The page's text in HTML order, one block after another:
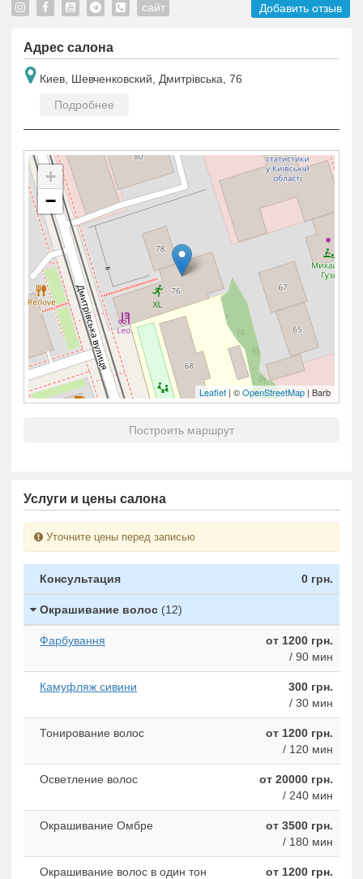
сайт Добавить отзыв
Адрес салона
Киев, Шевченковский, Дмитрівська, 76
Подробнее
+
−
Leaflet | ©OpenStreetMap | Barb
Построить маршрут
Услуги и цены салона
Уточните цены перед записью
Консультация 0 грн.
Окрашивание волос (12)
Фарбування
от 1200 грн.
/ 90 мин
Камуфляж сивини
300 грн.
/ 30 мин
Тонирование волос
от 1200 грн.
/ 120 мин
Осветление волос
от 20000 грн.
/ 240 мин
Окрашивание Омбре
от 3500 грн.
/ 180 мин
Окрашивание волос в один тон
от 1200 грн.